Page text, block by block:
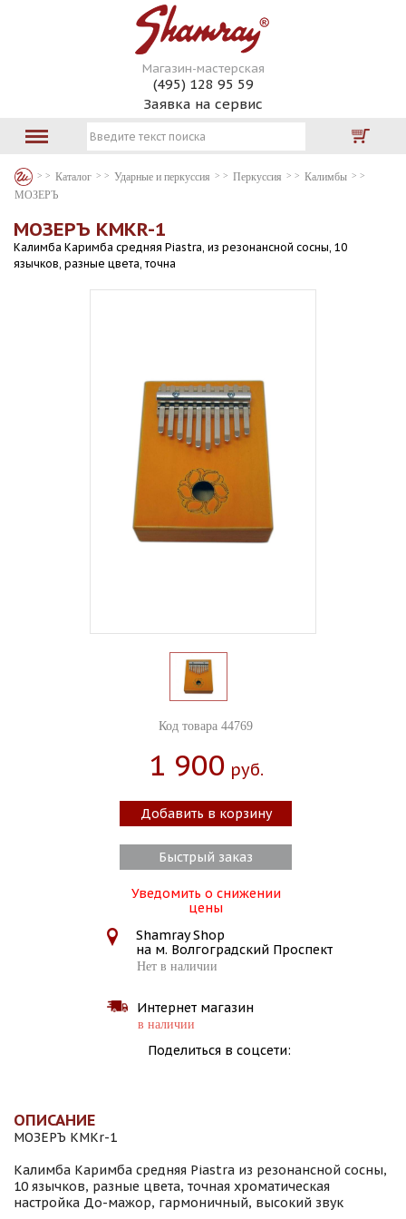
Магазин-мастерская
(495) 128 95 59
Заявка на сервис
Каталог Ударные и перкуссия Перкуссия
Калимбы
МОЗЕРЪ
МОЗЕРЪ KMKR-1
Калимба Каримба средняя Piastra, из резонансной сосны, 10
язычков, разные цвета, точна
Код товара 44769
1 900 Руб.
Добавить в корзину
Быстрый заказ
Уведомить о снижении
цены
Shamray Shop
на м. Волгоградский Проспект
Нет в наличии
Интернет магазин
в наличии
Поделиться в соцсети:
ОПИСАНИЕ
МОЗЕРЪ KMKr-1
Калимба Каримба средняя Piastra из резонансной сосны,
10 язычков, разные цвета, точная хроматическая
настройка До-мажор, гармоничный, высокий звук